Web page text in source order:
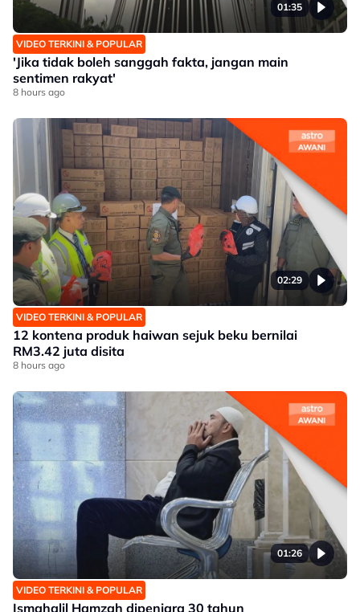
01:35
VIDEO TERKINI & POPULAR
'Jika tidak boleh sanggah fakta, jangan main
sentimen rakyat'
8 hours ago
02:29
VIDEO TERKINI & POPULAR
12 kontena produk haiwan sejuk beku bernilai
RM3.42 juta disita
8 hours ago
01:26
VIDEO TERKINI & POPULAR
Ismahalil Hamzah dipenjara 30 tahun